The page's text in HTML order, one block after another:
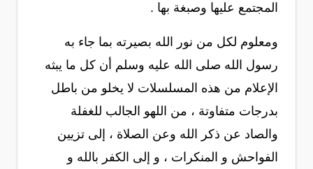
المجتمع عليها وصبغة بها .
ومعلوم لكل من نور الله بصيرته بما جاء به
رسول الله صلى الله عليه وسلم أن كل ما يبثه
الإعلام من هذه المسلسلات لا يخلو من باطل
بدرجات متفاوتة ، من اللهو الجالب للغفلة
والصاد عن ذكر الله وعن الصلاة ، إلى تزيين
الفواحش و المنكرات ، و إلى الكفر بالله و